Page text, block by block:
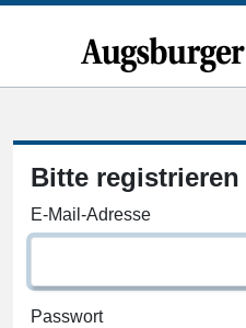
Bitte
E-Mail-Adresse
Passwort